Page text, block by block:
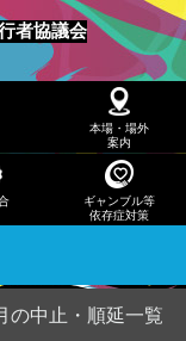
者協議会
メニュー
発売
日程
日程
本
場・
案内
本場・場外
案内
ギャンブル等
依存症対策
の中止・順延一覧